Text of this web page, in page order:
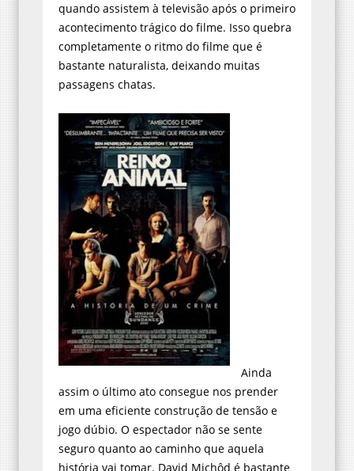
quando assistem à televisão após o primeiro
acontecimento trágico do filme. Isso quebra
completamente o ritmo do filme que é
bastante naturalista, deixando muitas
passagens chatas.
Ainda
assim o último ato consegue nos prender
em uma eficiente construção de tensão e
jogo dúbio. O espectador não se sente
seguro quanto ao caminho que aquela
história vai tomar. David Michôd é bastante